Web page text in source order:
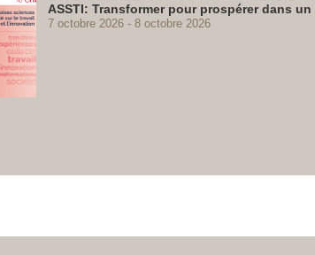
ASSTI: Transformer pour prospérer dans
7 octobre 2026 8 octobre 2026